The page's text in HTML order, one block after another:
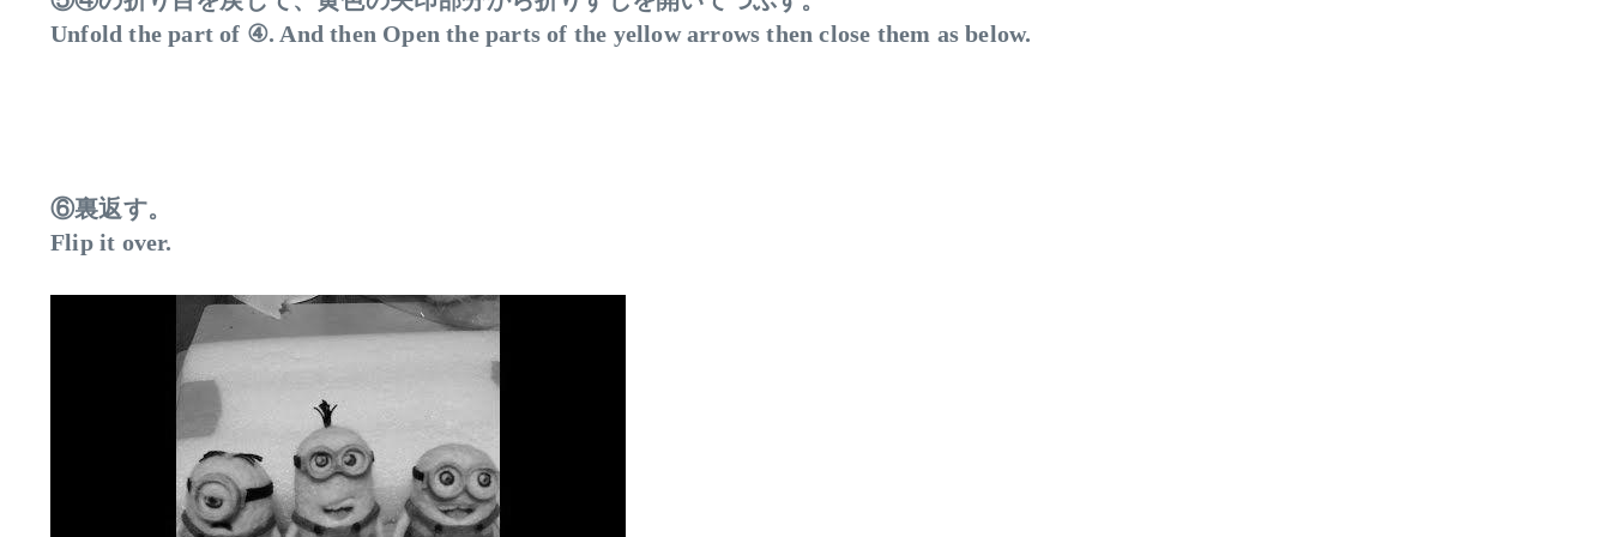
Unfold the part of ④. And then Open the parts of the yellow arrows then close them as below.
⑥裏返す。
Flip it over.